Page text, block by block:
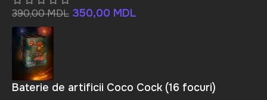
390,00MDL 350,00 MDL
Baterie de artificii Coco Cock (16 focuri)